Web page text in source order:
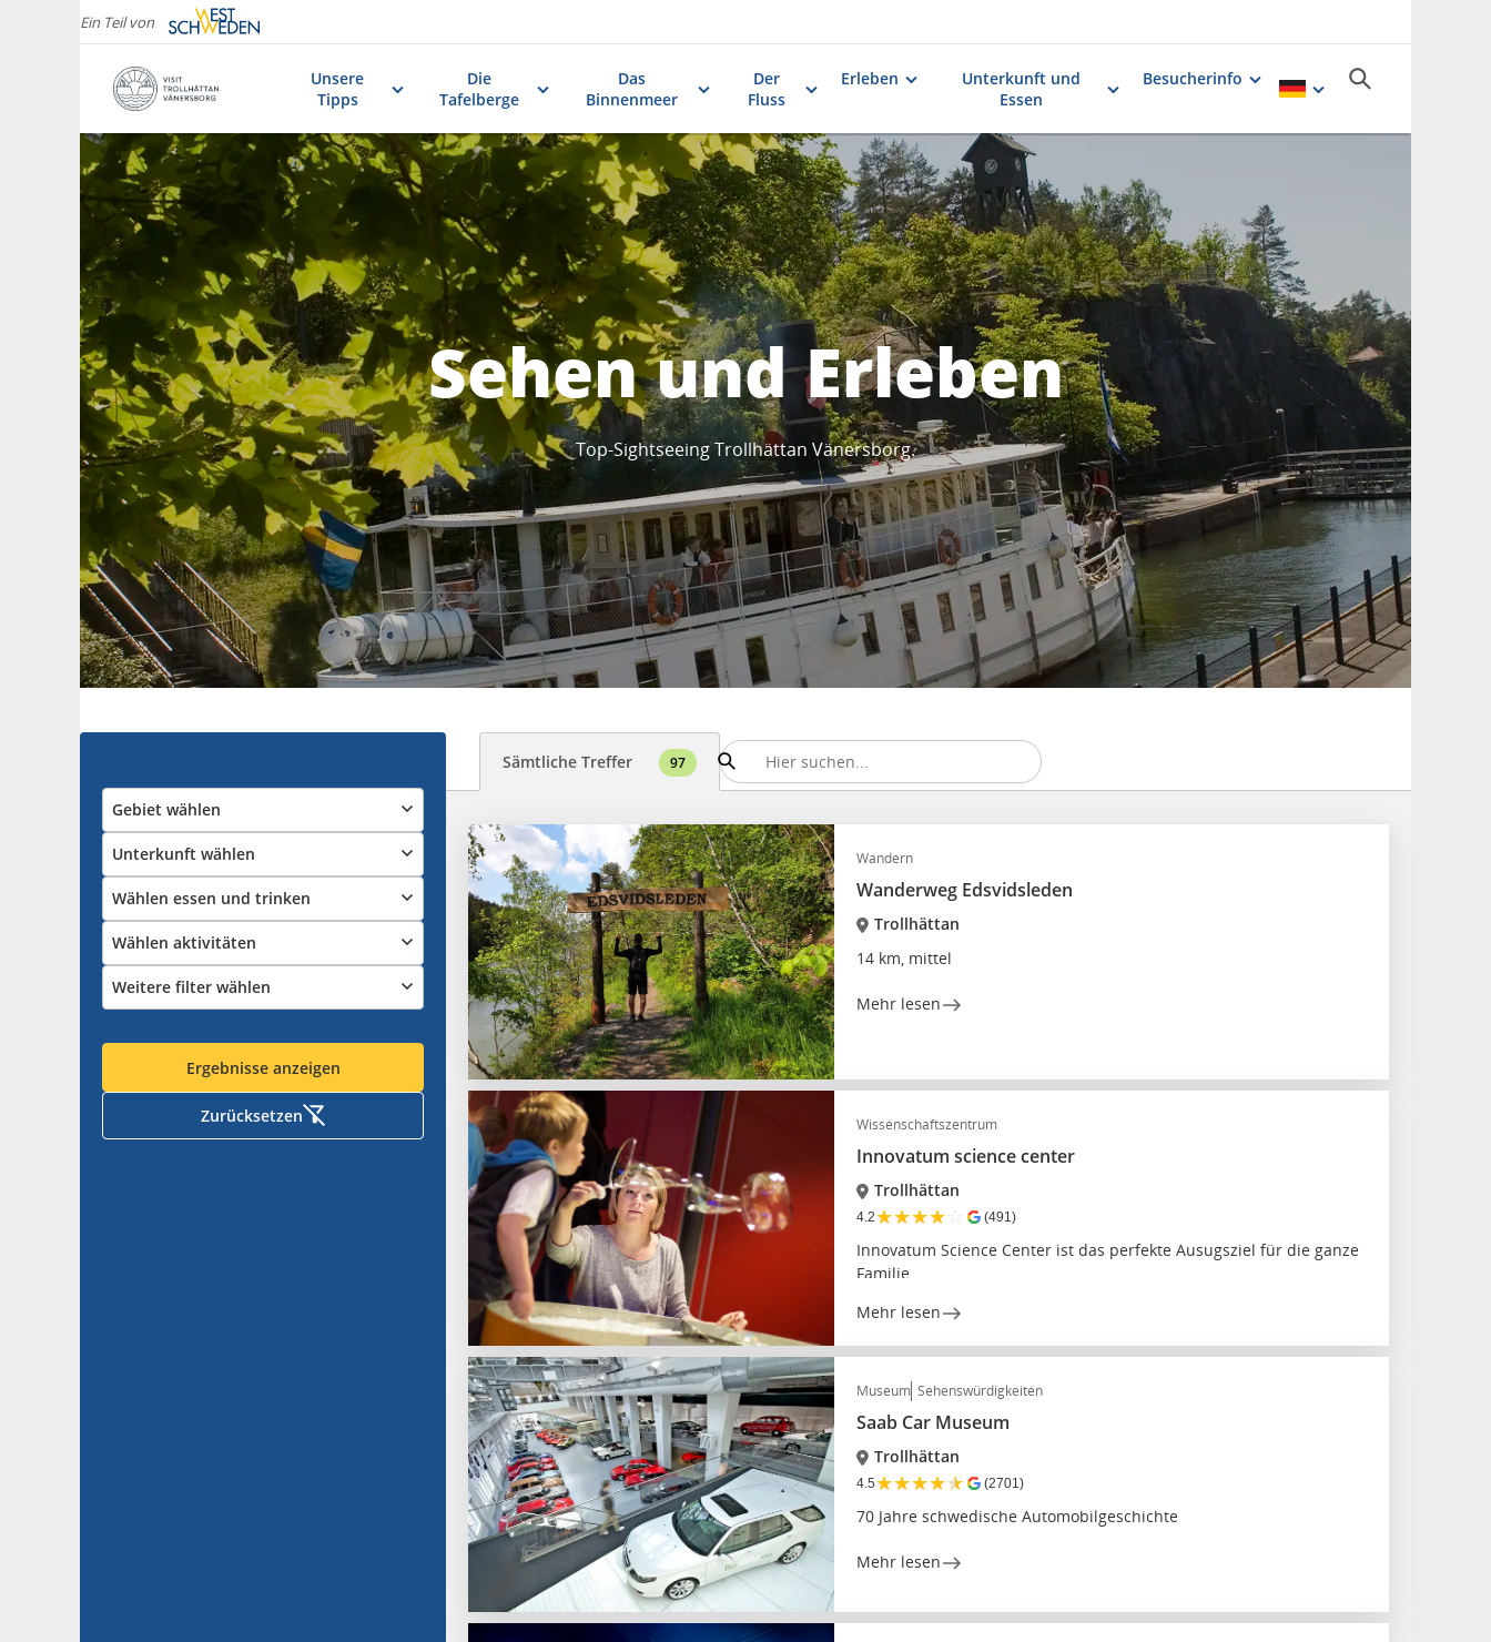
Ein Teil von
Unsere
Tipps
Die
Tafelberge
Das
Binnenmeer
Der
Fluss
Erleben
Unterkunft und
Essen
Besucherinfo
Sehen und Erleben
Top-Sightseeing Trollhättan Vänersborg.
Gebiet wählen
Unterkunft wählen
Wählen essen und trinken
Wählen aktivitäten
Weitere filter wählen
Ergebnisse anzeigen
Zurücksetzen
Sämtliche Treffer 97
Wandern
Wanderweg Edsvidsleden
Trollhättan
14 km, mittel
Mehr lesen
Wissenschaftszentrum
Innovatum science center
Trollhättan
4.2★★★★☆ (491)
Innovatum Science Center ist das perfekte Ausugsziel für die ganze
Familie
Mehr lesen
Museum Sehenswürdigkeiten
Saab Car Museum
Trollhättan
4.5★★★★★ (2701)
70 Jahre schwedische Automobilgeschichte
Mehr lesen